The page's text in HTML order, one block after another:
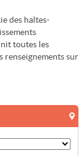
des haltes-
toutes les
renseignements sur